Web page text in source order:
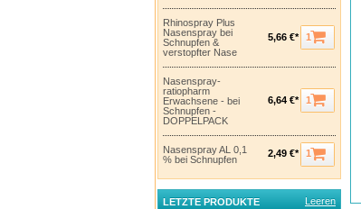
Rhinospray Plus
Nasenspray bei
Schnupfen &
verstopfter Nase
5,66 €* 1
Nasenspray-
ratiopharm
Erwachsene - bei
Schnupfen -
DOPPELPACK
6,64 €* 1
Nasenspray AL 0,1
% bei Schnupfen
2,49 €* 1
LETZTE PRODUKTE Leeren